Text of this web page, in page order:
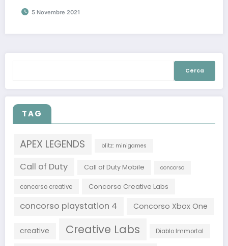
5 Novembre 2021
TAG
APEX LEGENDS blitz: minigames
Call of Duty Call of Duty Mobile concorso
concorso creative Concorso Creative Labs
concorso playstation 4 Concorso Xbox One
creative Creative Labs Diablo Immortal